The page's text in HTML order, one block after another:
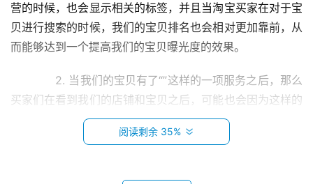
营的时候，也会显示相关的标签，并且当淘宝买家在对于宝
贝进行搜索的时候，我们的宝贝排名也会相对更加靠前，从
而能够达到一个提高我们的宝贝曝光度的效果。
2. 当我们的宝贝有了“”这样的一项服务之后，那么
买家们在看到我们的店铺和宝贝之后，可能也会因为这样的
一个店铺标签的影响，从而觉得我们的淘宝店铺可信度更加
的高，并且更加愿意来购买我们的产品。
阅读剩余 35%